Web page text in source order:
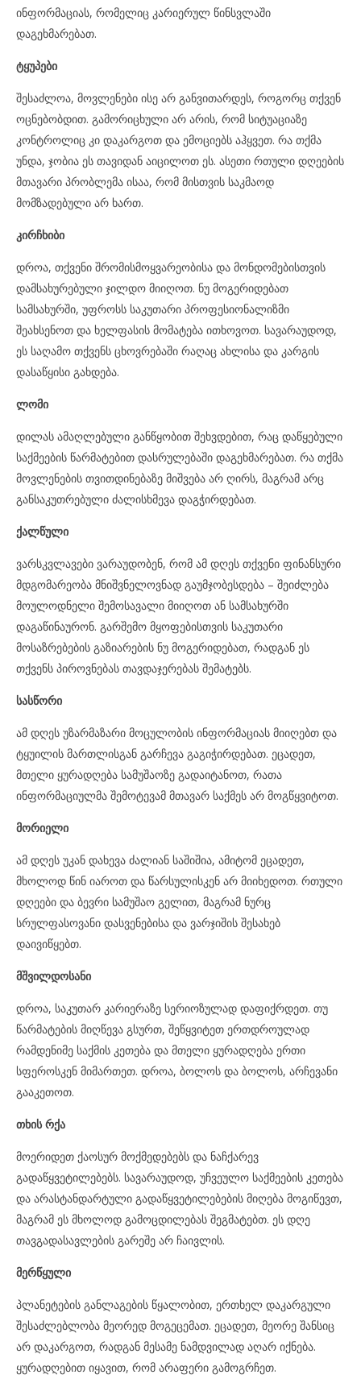
ინფორმაციას, რომელიც კარიერულ წინსვლაში
დაგეხმარებათ.
ტყუპები
შესაძლოა, მოვლენები ისე არ განვითარდეს, როგორც თქვენ
ოცნებობდით. გამორიცხული არ არის, რომ სიტუაციაზე
კონტროლიც კი დაკარგოთ და ემოციებს აჰყვეთ. რა თქმა
უნდა, ჯობია ეს თავიდან აიცილოთ ეს. ასეთი რთული დღეების
მთავარი პრობლემა ისაა, რომ მისთვის საკმაოდ
მომზადებული არ ხართ.
კირჩხიბი
დროა, თქვენი შრომისმოყვარეობისა და მონდომებისთვის
დამსახურებული ჯილდო მიიღოთ. ნუ მოგერიდებათ
სამსახურში, უფროსს საკუთარი პროფესიონალიზმი
შეახსენოთ და ხელფასის მომატება ითხოვოთ. სავარაუდოდ,
ეს საღამო თქვენს ცხოვრებაში რაღაც ახლისა და კარგის
დასაწყისი გახდება.
ლომი
დილას ამაღლებული განწყობით შეხვდებით, რაც დაწყებული
საქმეების წარმატებით დასრულებაში დაგეხმარებათ. რა თქმა
მოვლენების თვითდინებაზე მიშვება არ ღირს, მაგრამ არც
განსაკუთრებული ძალისხმევა დაგჭირდებათ.
ქალწული
ვარსკვლავები ვარაუდობენ, რომ ამ დღეს თქვენი ფინანსური
მდგომარეობა მნიშვნელოვნად გაუმჯობესდება – შეიძლება
მოულოდნელი შემოსავალი მიიღოთ ან სამსახურში
დაგაწინაურონ. გარშემო მყოფებისთვის საკუთარი
მოსაზრებების გაზიარების ნუ მოგერიდებათ, რადგან ეს
თქვენს პიროვნებას თავდაჯერებას შემატებს.
სასწორი
ამ დღეს უზარმაზარი მოცულობის ინფორმაციას მიიღებთ და
ტყუილის მართლისგან გარჩევა გაგიჭირდებათ. ეცადეთ,
მთელი ყურადღება სამუშაოზე გადაიტანოთ, რათა
ინფორმაციულმა შემოტევამ მთავარ საქმეს არ მოგწყვიტოთ.
მორიელი
ამ დღეს უკან დახევა ძალიან საშიშია, ამიტომ ეცადეთ,
მხოლოდ წინ იაროთ და წარსულისკენ არ მიიხედოთ. რთული
დღეები და ბევრი სამუშაო გელით, მაგრამ ნურც
სრულფასოვანი დასვენებისა და ვარჯიშის შესახებ
დაივიწყებთ.
მშვილდოსანი
დროა, საკუთარ კარიერაზე სერიოზულად დაფიქრდეთ. თუ
წარმატების მიღწევა გსურთ, შეწყვიტეთ ერთდროულად
რამდენიმე საქმის კეთება და მთელი ყურადღება ერთი
სფეროსკენ მიმართეთ. დროა, ბოლოს და ბოლოს, არჩევანი
გააკეთოთ.
თხის რქა
მოერიდეთ ქაოსურ მოქმედებებს და ნაჩქარევ
გადაწყვეტილებებს. სავარაუდოდ, უჩვეულო საქმეების კეთება
და არასტანდარტული გადაწყვეტილებების მიღება მოგიწევთ,
მაგრამ ეს მხოლოდ გამოცდილებას შეგმატებთ. ეს დღე
თავგადასავლების გარეშე არ ჩაივლის.
მერწყული
პლანეტების განლაგების წყალობით, ერთხელ დაკარგული
შესაძლებლობა მეორედ მოგეცემათ. ეცადეთ, მეორე შანსიც
არ დაკარგოთ, რადგან მესამე ნამდვილად აღარ იქნება.
ყურადღებით იყავით, რომ არაფერი გამოგრჩეთ.